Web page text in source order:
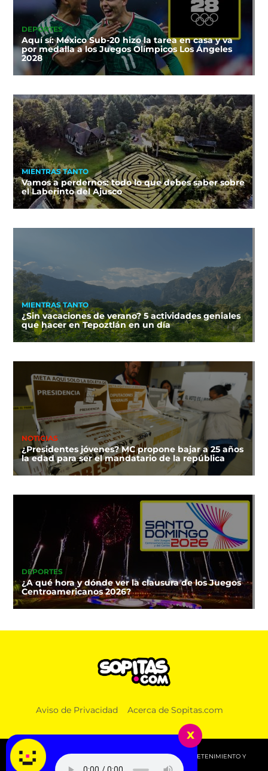
DEPORTES
Aquí sí: México Sub-20 hizo la tarea en casa y va
por medalla a los Juegos Olímpicos Los Ángeles
2028
MIENTRAS TANTO
Vamos a perdernos: todo lo que debes saber sobre
el Laberinto del Ajusco
MIENTRAS TANTO
¿Sin vacaciones de verano? 5 actividades geniales
que hacer en Tepoztlán en un día
NOTICIAS
¿Presidentes jóvenes? MC propone bajar a 25 años
la edad para ser el mandatario de la república
DEPORTES
¿A qué hora y dónde ver la clausura de los Juegos
Centroamericanos 2026?
Aviso de Privacidad Acerca de Sopitas.com
© 2026 SOPITAS.COM - MÚSICA, NOTICIAS, DEPORTES, ENTRETENIMIENTO Y
MÁS!.
x